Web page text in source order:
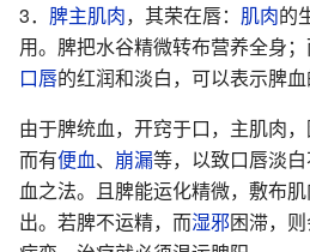
3． 脾主肌肉，其荣在唇： 肌肉的
用。脾把水谷精微转布营养全身
口唇的红润和淡白，可以表示脾血
由于脾统血，开窍于口，主肌肉，
而有便血、 崩漏等，以致口唇淡
血之法。且脾能运化精微，敷布
出。若脾不运精，而湿邪困滞，